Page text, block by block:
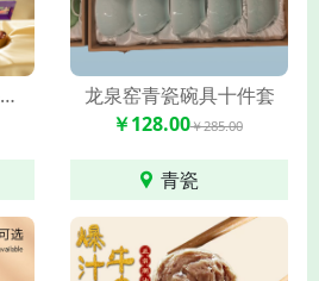
集味轩坚果果萃坚果礼2305g
龙泉窑青瓷碗具十件套
￥128.00￥285.00
青瓷